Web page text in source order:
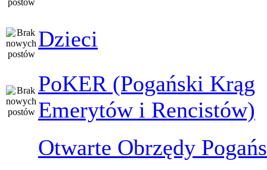
Dzieci
PoKER (Pogański Krąg
Emerytów i Rencistów)
Otwarte Obrzędy